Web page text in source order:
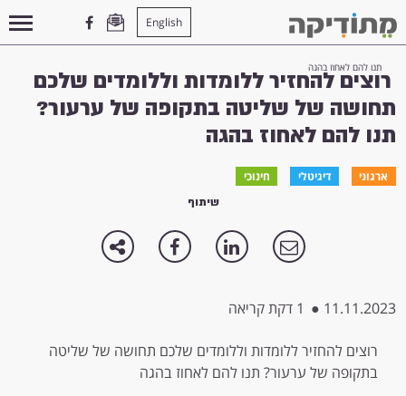
English
עמוד הבית> חינוכי>רוצים להחזיר ללומדות וללומדים שלכם תחושה של שליטה בתקופה של ערעור?
תנו להם לאחוז בהגה
רוצים להחזיר ללומדות וללומדים שלכם
תחושה של שליטה בתקופה של ערעור?
תנו להם לאחוז בהגה
ארגוני דיגיטלי חינוכי
שיתוף
11.11.2023
● 1 דקת קריאה
רוצים להחזיר ללומדות וללומדים שלכם תחושה של שליטה
בתקופה של ערעור? תנו להם לאחוז בהגה